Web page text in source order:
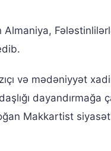
və mədəniyyət
dayandırmağa
Makkartist